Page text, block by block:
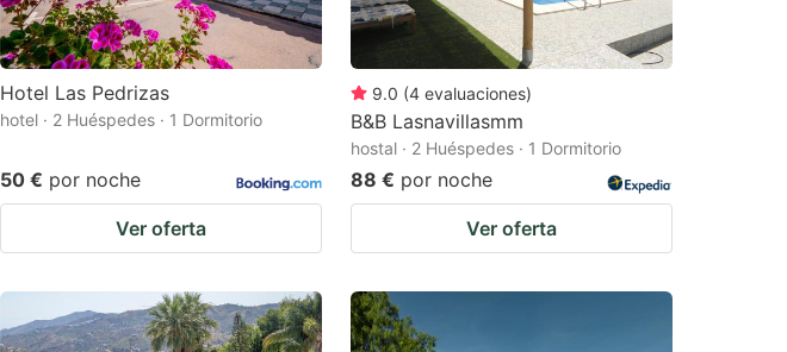
Hotel Las Pedrizas
hotel · 2 Huéspedes · 1 Dormitorio
50 € por noche
Ver oferta
9.0 (4 evaluaciones)
B&B Lasnavillasmm
hostal · 2 Huéspedes · 1 Dormitorio
88 € por noche
Ver oferta